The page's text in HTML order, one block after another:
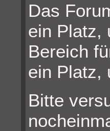
Das
ein Platz,
Bereich
ein Platz,
Bitte